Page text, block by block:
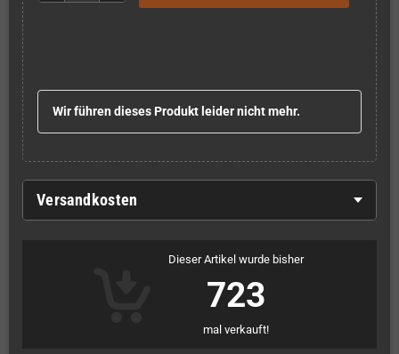
Wir führen dieses Produkt leider nicht mehr.
Versandkosten
Dieser Artikel wurde bisher
723
mal verkauft!